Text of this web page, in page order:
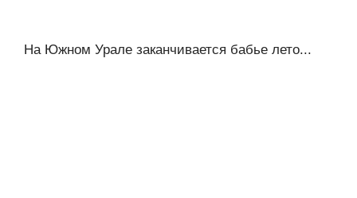
На Южном Урале заканчивается бабье лето...